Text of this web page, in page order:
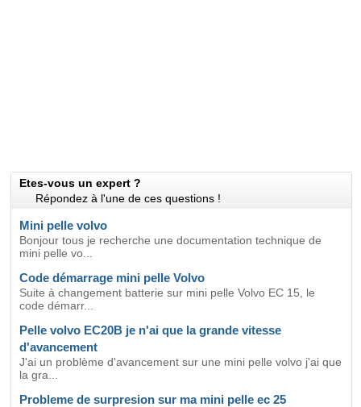
Etes-vous un expert ?
Répondez à l'une de ces questions !
Mini pelle volvo
Bonjour tous je recherche une documentation technique de
mini pelle vo...
Code démarrage mini pelle Volvo
Suite à changement batterie sur mini pelle Volvo EC 15, le
code démarr...
Pelle volvo EC20B je n'ai que la grande vitesse
d'avancement
J'ai un problème d'avancement sur une mini pelle volvo j'ai que
la gra...
Probleme de surpresion sur ma mini pelle ec 25